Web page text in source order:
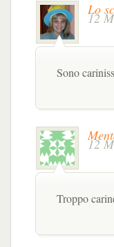
Lo
12
Sono
12
Troppo